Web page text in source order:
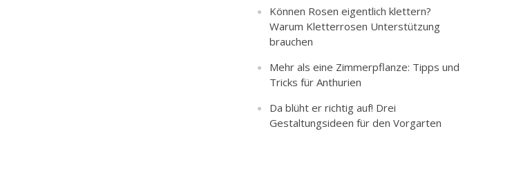
Können Rosen eigentlich klettern?
Warum Kletterrosen Unterstützung
brauchen
Mehr als eine Zimmerpflanze: Tipps und
Tricks für Anthurien
Da blüht er richtig auf! Drei
Gestaltungsideen für den Vorgarten